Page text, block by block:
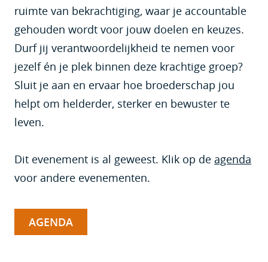
ruimte van bekrachtiging, waar je accountable
gehouden wordt voor jouw doelen en keuzes.
Durf jij verantwoordelijkheid te nemen voor
jezelf én je plek binnen deze krachtige groep?
Sluit je aan en ervaar hoe broederschap jou
helpt om helderder, sterker en bewuster te
leven.
Dit evenement is al geweest. Klik op de agenda
voor andere evenementen.
AGENDA